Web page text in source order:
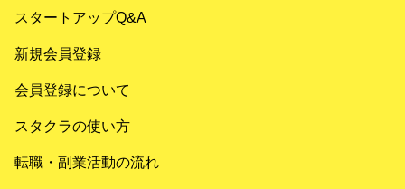
スタートアップQ&A
新規会員登録
会員登録について
スタクラの使い方
転職・副業活動の流れ